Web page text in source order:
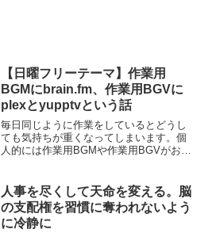
【日曜フリーテーマ】作業用
BGMにbrain.fm、作業用BGVに
plexとyupptvという話
毎日同じように作業をしているとどうし
ても気持ちが重くなってしまいます。個
人的には作業用BGMや作業用BGVがおす
て書いていきます。
人事を尽くして天命を変える。脳
の支配権を習慣に奪われないよう
に冷静に